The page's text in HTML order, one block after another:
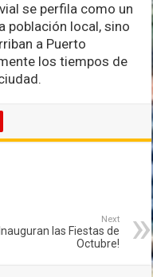
se perfila como un
población local, sino
a Puerto
los tiempos de
Next
las Fiestas de
Octubre!